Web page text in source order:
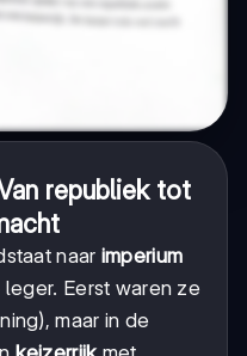
republiek tot
naar imperium
Eerst waren ze
maar in de